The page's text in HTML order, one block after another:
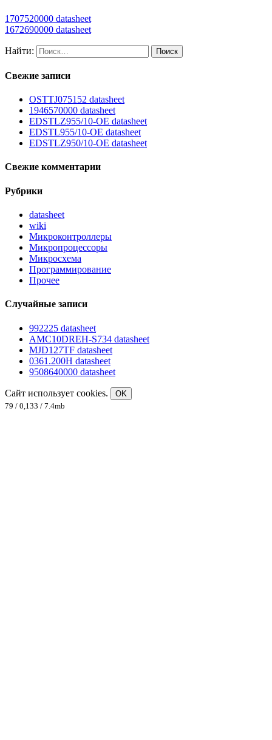
1707520000 datasheet
1672690000 datasheet
Найти:
Свежие записи
OSTTJ075152 datasheet
1946570000 datasheet
EDSTLZ955/10-OE datasheet
EDSTL955/10-OE datasheet
EDSTLZ950/10-OE datasheet
Свежие комментарии
Рубрики
datasheet
wiki
Микроконтроллеры
Микропроцессоры
Микросхема
Программирование
Прочее
Случайные записи
992225 datasheet
AMC10DREH-S734 datasheet
MJD127TF datasheet
0361.200H datasheet
9508640000 datasheet
Сайт использует cookies.
OK
79 / 0,133 / 7.4mb